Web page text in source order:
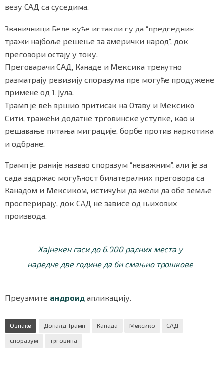
везу САД са суседима.
Званичници Беле куће истакли су да “председник
тражи најбоље решење за амерички народ”, док
преговори остају у току.
Преговарачи САД, Канаде и Мексика тренутно
разматрају ревизију споразума пре могуће продужене
примене од 1. јула.
Трамп је већ вршио притисак на Отаву и Мексико
Сити, тражећи додатне трговинске уступке, као и
решавање питања миграције, борбе против наркотика
и одбране.
Трамп је раније назвао споразум “неважним”, али је за
сада задржао могућност билатералних преговора са
Канадом и Мексиком, истичући да жели да обе земље
просперирају, док САД не зависе од њихових
производа.
Хајнекен гаси до 6.000 радних места у
наредне две године да би смањио трошкове
Преузмите андроид апликацију.
Ознаке Доналд Трамп Канада Мексико
САД
споразум
трговина
Маркетинг|Услови коришћења
ПРЕУЗМИТЕ НАШУ АПЛИКАЦИЈУ